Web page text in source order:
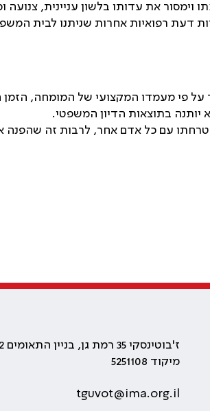
וימסור את עדותו בלשון עניינית,
דעת רפואיות אחרות שניתנו לבית
על פי מעמדו המקצועי של המומחה,
בתוצאות הדיון המשפטי.
עם כל אדם אחר, לרבות זה שהפנה
ז'בוטינסקי 35 רמת גן, בניין התאומים 2
מיקוד 5251108
tguvot@ima.org.il